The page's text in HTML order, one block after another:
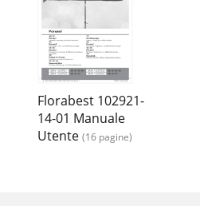
Florabest 102921-
14-01 Manuale
Utente (16 pagine)